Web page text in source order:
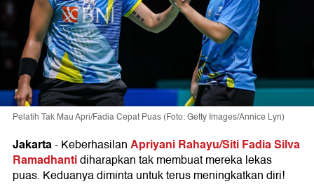
Pelatih Tak Mau Apri/Fadia Cepat Puas (Foto: Getty Images/Annice Lyn)
Jakarta-KeberhasilanApriyani Rahayu/Siti Fadia Silva
Ramadhantidiharapkan tak membuat mereka lekas
puas. Keduanya diminta untuk terus meningkatkan diri!